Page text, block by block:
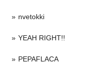
nvetokki
YEAH RIGHT!!
PEPAFLACA